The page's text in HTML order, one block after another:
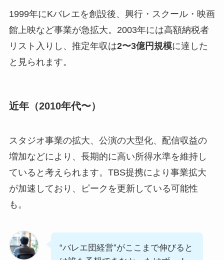
1999年にKバレエを創設後、興行・スクール・映画
館上映など事業が急拡大。2003年には高額納税者
リスト入りし、推定年収は2〜3億円規模に達した
と見られます。
近年（2010年代〜）
スタジオ事業の拡大、公演の大型化、配信収益の
増加などにより、長期的に高い所得水準を維持し
ていると考えられます。TBS提携により事業拡大
が加速しており、ピークを更新している可能性
も。
“バレエ団経営”がここまで伸びると